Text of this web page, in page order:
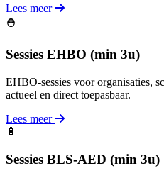
Lees meer
⛑️
Sessies EHBO (min 3u)
EHBO-sessies voor organisaties,
actueel en direct toepasbaar.
Lees meer
🔋
Sessies BLS-AED (min 3u)